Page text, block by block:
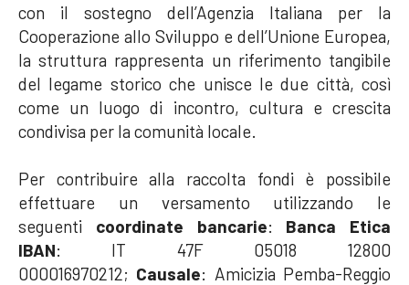
con il sostegno dell’Agenzia Italiana per la
Cooperazione allo Sviluppo e dell’Unione Europea,
la struttura rappresenta un riferimento tangibile
del legame storico che unisce le due città, così
come un luogo di incontro, cultura e crescita
condivisa per la comunità locale.
Per contribuire alla raccolta fondi è possibile
effettuare un versamento utilizzando le
seguenti coordinate bancarie: Banca Etica
IBAN: IT 47F 05018 12800
000016970212; Causale: Amicizia Pemba-Reggio